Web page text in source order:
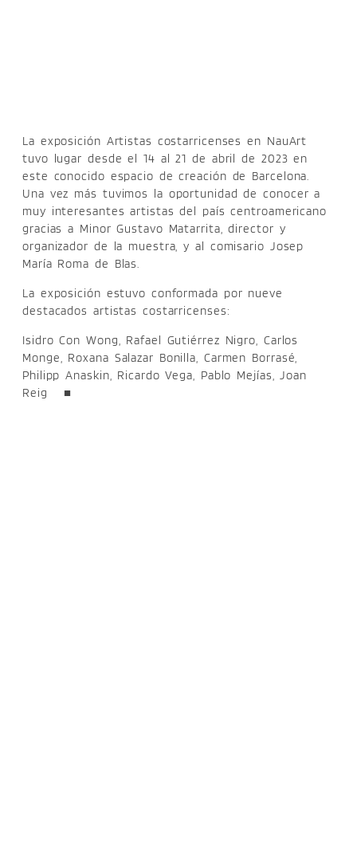
La exposición Artistas costarricenses en NauArt
tuvo lugar desde el 14 al 21 de abril de 2023 en
este conocido espacio de creación de Barcelona.
Una vez más tuvimos la oportunidad de conocer a
muy interesantes artistas del país centroamericano
gracias a Minor Gustavo Matarrita, director y
organizador de la muestra, y al comisario Josep
María Roma de Blas.
La exposición estuvo conformada por nueve
destacados artistas costarricenses:
Isidro Con Wong, Rafael Gutiérrez Nigro, Carlos
Monge, Roxana Salazar Bonilla, Carmen Borrasé,
Philipp Anaskin, Ricardo Vega, Pablo Mejías, Joan
Reig ■